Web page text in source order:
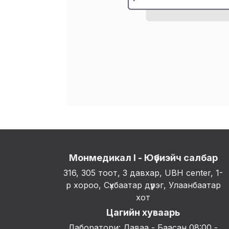
Монмедикал I - Юүбиэйч салбар
316, 305 тоот, 3 давхар, UBH center, 1-
р хороо, Сүхбаатар дүүрэг, Улаанбаатар
хот
Цагийн хуваарь